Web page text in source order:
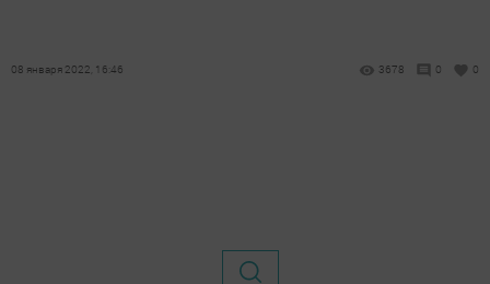
08 января 2022, 16:46 3678 0 0